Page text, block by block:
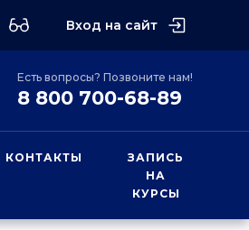
Вход на сайт
Есть вопросы? Позвоните нам!
8 800 700-68-89
КОНТАКТЫ
ЗАПИСЬ
НА
КУРСЫ